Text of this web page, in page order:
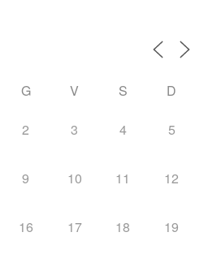
G V S D
2 3 4 5
9 10 11 12
16 17 18 19